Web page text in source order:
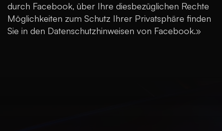
durch Facebook, über Ihre diesbezüglichen Rechte
Möglichkeiten zum Schutz Ihrer Privatsphäre finden
Sie in den Datenschutzhinweisen von Facebook.»